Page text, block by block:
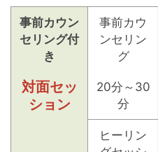
事前カウン
セリング付
き
対面セッ
ション
事前カウ
ンセリン
グ
20分～30
分
ヒーリン